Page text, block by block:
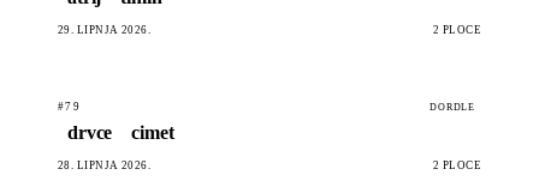
29. LIPNJA 2026. 2 PLOČE
#79 DORDLE
drvce cimet
28. LIPNJA 2026. 2 PLOČE